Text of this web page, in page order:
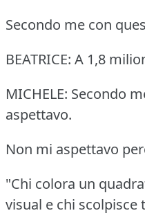
Secondo me con
BEATRICE: A 1,8
MICHELE: Secondo
aspettavo.
Non mi aspettavo
"Chi colora un
visual e chi